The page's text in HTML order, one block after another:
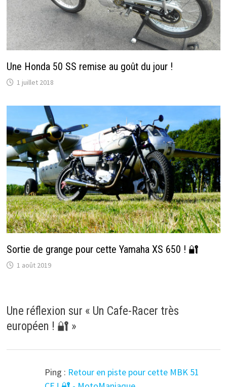
Une Honda 50 SS remise au goût du jour !
1 juillet 2018
Sortie de grange pour cette Yamaha XS 650 ! 🔐
1 août 2019
Une réflexion sur « Un Cafe-Racer très
européen ! 🔐 »
Ping : Retour en piste pour cette MBK 51